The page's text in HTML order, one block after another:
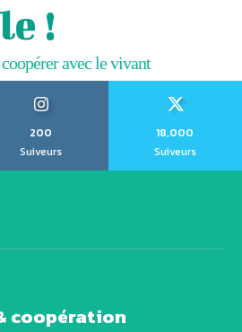
!
avec le vivant
200
Suiveurs
18,000
Suiveurs
coopération